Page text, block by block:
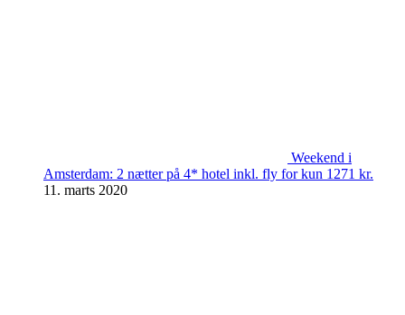
Weekend i
Amsterdam: 2 nætter på 4* hotel inkl. fly for kun 1271 kr.
11. marts 2020